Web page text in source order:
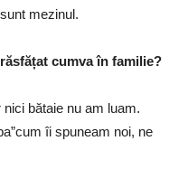
mezinul.
cumva în familie?
bătaie nu am luam.
îi spuneam noi, ne